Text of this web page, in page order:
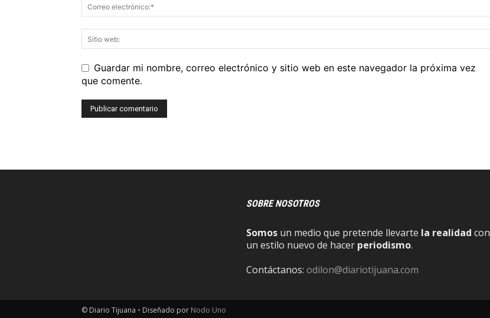
Guardar mi nombre, correo electrónico y sitio web en este navegador la próxima vez
que comente.
SOBRE NOSOTROS
Somos un medio que pretende llevarte la realidad con
un estilo nuevo de hacer periodismo.
Contáctanos: odilon@diariotijuana.com
© Diario Tijuana • Diseñado por Nodo Uno